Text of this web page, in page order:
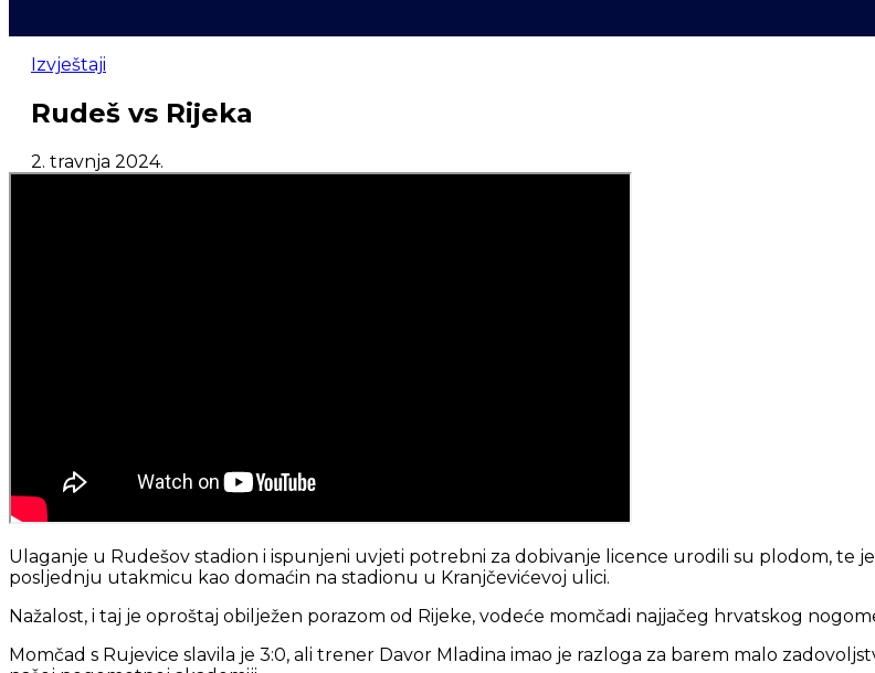
Izvještaji
Rudeš vs Rijeka
2. travnja 2024.
Ulaganje u Rudešov stadion i ispunjeni uvjeti potrebni za dobivanje licence urodili su plodom,
posljednju utakmicu kao domaćin na stadionu u Kranjčevićevoj ulici.
Nažalost, i taj je oproštaj obilježen porazom od Rijeke, vodeće momčadi najjačeg hrvatskog
Momčad s Rujevice slavila je 3:0, ali trener Davor Mladina imao je razloga za barem malo